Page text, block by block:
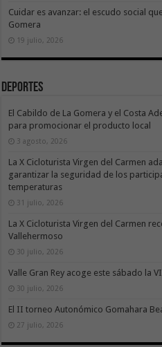
Cuidar es avanzar: el escudo social
Gomera
19 julio, 2026
Deportes
El Cabildo de La Gomera y el Costa
para promocionar el producto local
3 agosto, 2026
La X Cicloturista Virgen del Carmen
garantizar la seguridad de los
temperaturas
31 julio, 2026
La X Cicloturista Virgen del Carmen
Vallehermoso
30 julio, 2026
Valle Gran Rey acoge este sábado la
30 julio, 2026
El II torneo Autonómico Gomahara
27 julio, 2026